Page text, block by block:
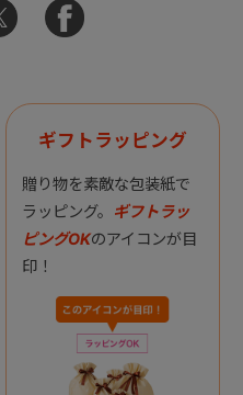
ギフトラッピング
贈り物を素敵な包装紙で
ラッピング。 ギフトラッ
ピングOKのアイコンが目
印！